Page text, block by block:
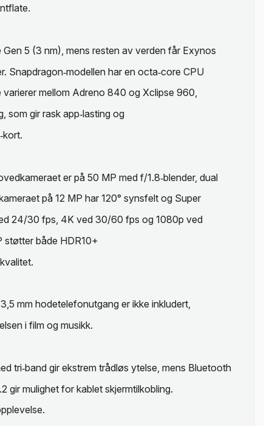
5 (3 nm), mens resten av verden får Exynos
Snapdragon‑modellen har en octa‑core CPU
varierer mellom Adreno 840 og Xclipse 960,
som gir rask app‑lasting og
er på 50 MP med f/1.8‑blender, dual
på 12 MP har 120° synsfelt og Super
24/30 fps, 4K ved 30/60 fps og 1080p ved
støtter både HDR10+
mm hodetelefonutgang er ikke inkludert,
i film og musikk.
tri‑band gir ekstrem trådløs ytelse, mens Bluetooth
gir mulighet for kablet skjermtilkobling.